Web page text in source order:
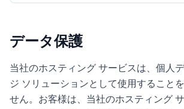
データ保護
当社のホスティング サービスは、個人
ジ ソリューションとして使用すること
せん。お客様は、当社のホスティング